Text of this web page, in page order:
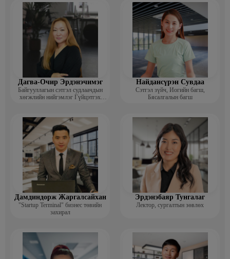
Дагва-Очир Эрдэнэчимэг
Байгууллагын сэтгэл судлаачдын
хөгжлийн нийгэмлэг Гүйцэтгэх
Найдансүрэн Сувдаа
Сэтгэл зүйч, Иогийн багш,
Бясалгалын багш
Дамдиндорж Жаргалсайхан
"Startup Terminal" бизнес төвийн
захирал
Эрдэнэбаяр Тунгалаг
Лектор, сургалтын зөвлөх